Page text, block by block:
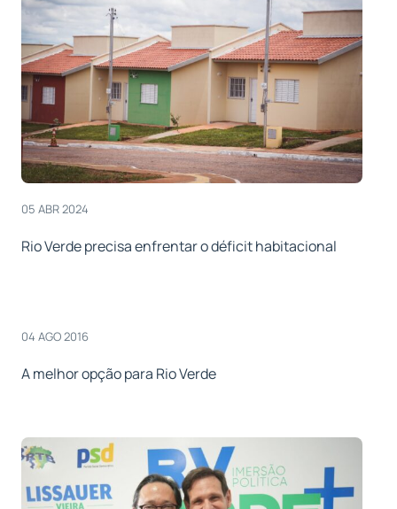
05 ABR 2024
Rio Verde precisa enfrentar o déficit habitacional
04 AGO 2016
A melhor opção para Rio Verde